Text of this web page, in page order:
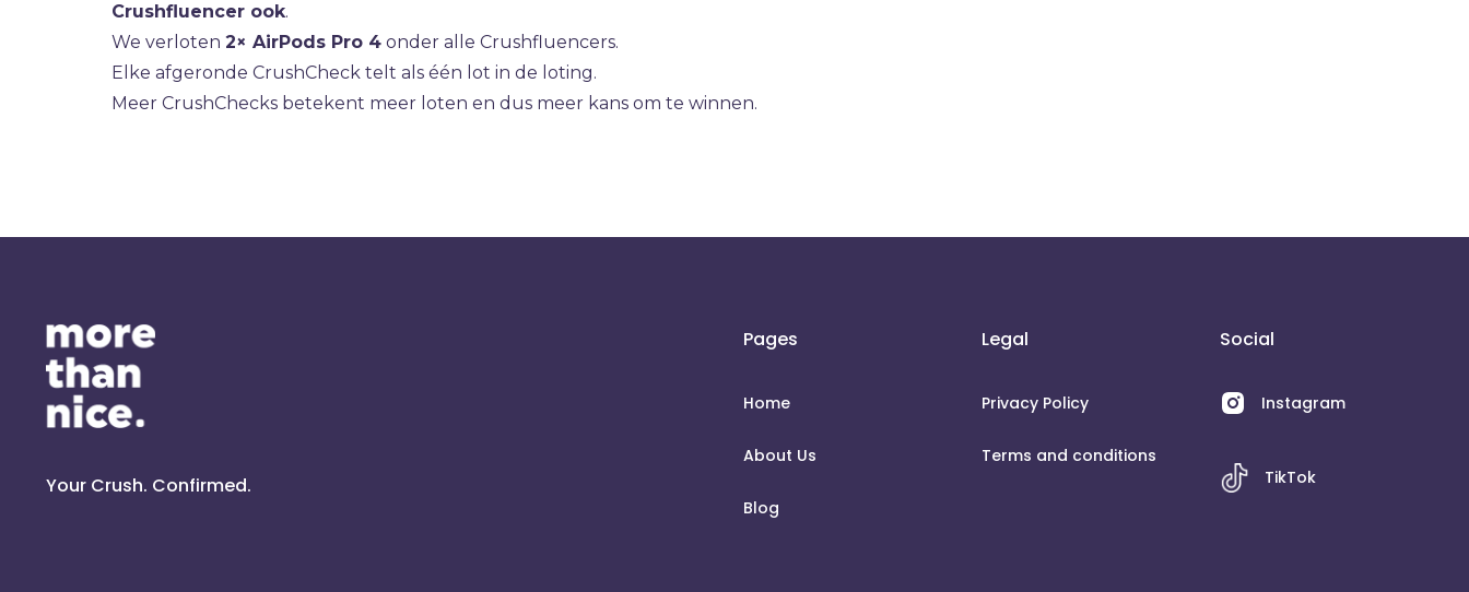
Crushfluencer ook.
We verloten 2× AirPods Pro 4 onder alle Crushfluencers.
Elke afgeronde CrushCheck telt als één lot in de loting.
Meer CrushChecks betekent meer loten en dus meer kans om te winnen.
Your Crush. Confirmed.
Pages
Home
About Us
Blog
Legal
Privacy Policy
Terms and conditions
Social
Instagram
TikTok